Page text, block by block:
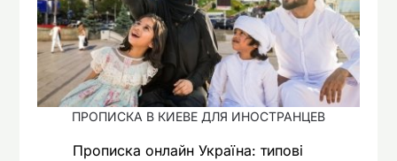
ПРОПИСКА В КИЕВЕ ДЛЯ ИНОСТРАНЦЕВ
Прописка онлайн Україна: типові